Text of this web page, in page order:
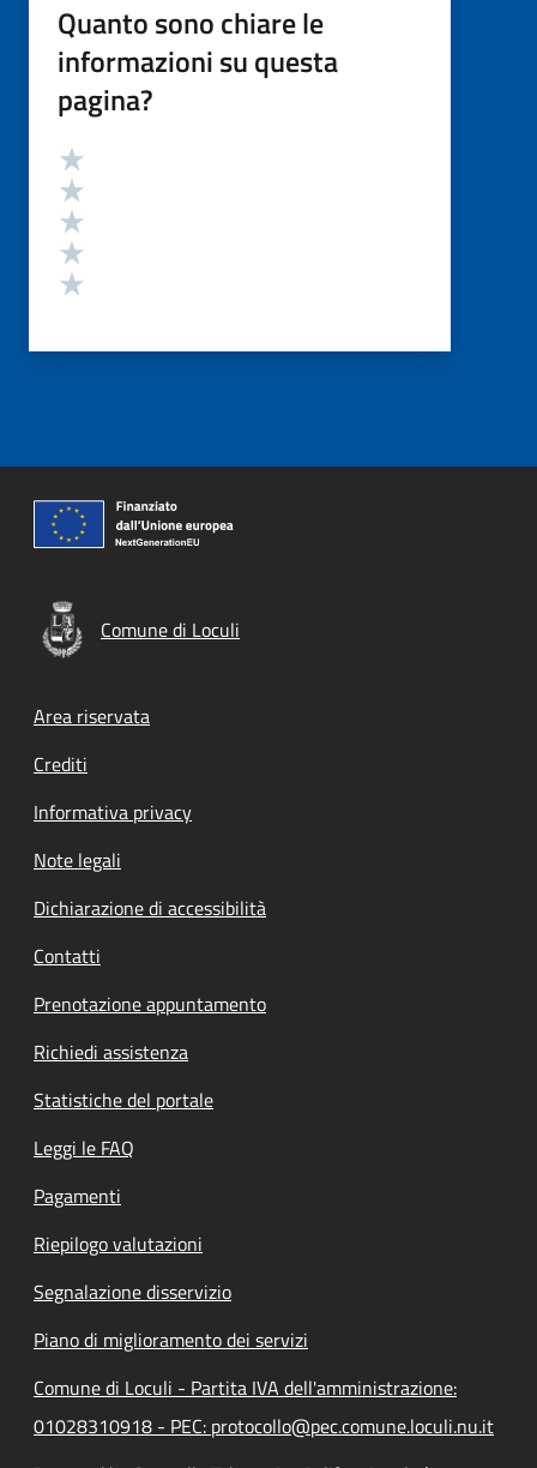
Quanto sono chiare le
informazioni su questa
pagina?
Valutazione
Comune di Loculi
Footer menu
Area riservata
Crediti
Informativa privacy
Note legali
Dichiarazione di accessibilità
Contatti
Prenotazione appuntamento
Richiedi assistenza
Statistiche del portale
Leggi le FAQ
Pagamenti
Riepilogo valutazioni
Segnalazione disservizio
Piano di miglioramento dei servizi
Comune di Loculi - Partita IVA dell'amministrazione:
01028310918 - PEC: protocollo@pec.comune.loculi.nu.it